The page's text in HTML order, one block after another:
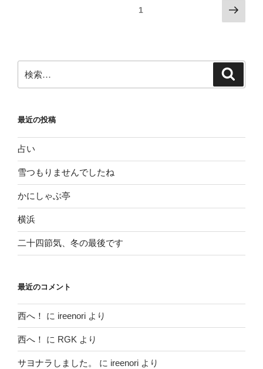
ゲ
ー
ョ
ン
1
次
の
ジ
索:
最近の投稿
占い
雪つもりませんでしたね
かにしゃぶ亭
横浜
二十四節気、冬の最後です
最近のコメント
西へ！ に ireenori より
西へ！ に RGK より
サヨナラしました。 に ireenori より